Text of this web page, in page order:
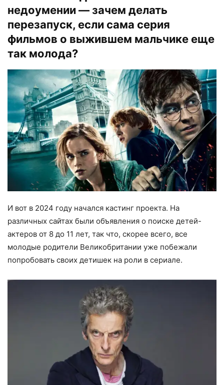
недоумении — зачем делать
перезапуск, если сама серия
фильмов о выжившем мальчике еще
так молода?
И вот в 2024 году начался кастинг проекта. На
различных сайтах были объявления о поиске детей-
актеров от 8 до 11 лет, так что, скорее всего, все
молодые родители Великобритании уже побежали
попробовать своих детишек на роли в сериале.